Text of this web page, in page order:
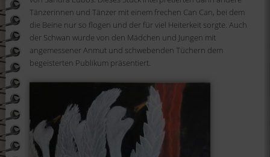
Tänzerinnen und Tänzer mit einem frechen Can Can, bei dem
die Beine nur so flogen und der für viel Heiterkeit sorgte. Auch
der Schwan wurde von den Mädchen und Jungen mit
angemessener Anmut und schwebenden Tüchern dem
begeisterten Publikum präsentiert.